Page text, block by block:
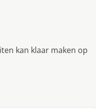
kan klaar maken op